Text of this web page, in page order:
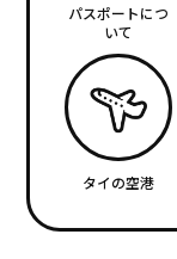
パスポートにつ
いて
タイの空港